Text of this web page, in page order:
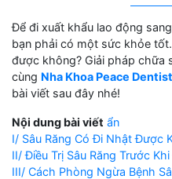
Để đi xuất khẩu lao động
bạn phải có một sức khỏe
được không? Giải pháp chữa
cùng Nha Khoa Peace
bài viết sau đây nhé!
Nội dung bài viết ẩn
I/ Sâu Răng Có Đi Nhật Được
II/ Điều Trị Sâu Răng Trước
III/ Cách Phòng Ngừa Bệnh